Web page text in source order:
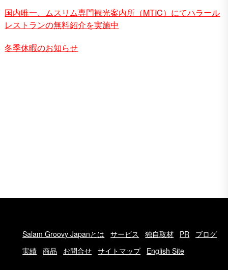
国内唯一、ムスリム専門観光案内所（MTIC）にてハラール
レストランの無料紹介を実施中
冬季休暇のお知らせ
Salam Groovy Japanとは サービス 独自取材 PR
ブログ
実績
商品 お問合せ サイトマップ English Site